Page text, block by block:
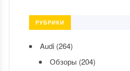
РУБРИКИ
Audi(264)
Обзоры (204)